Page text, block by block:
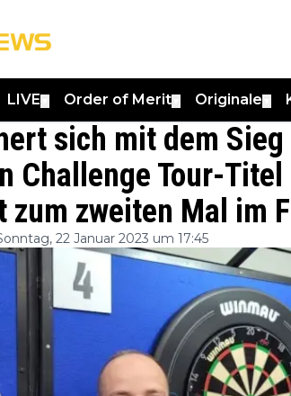
LIVE Order of Merit Originale
sich mit dem
Challenge Tour-
zum zweiten Mal im
22 Januar 2023 um 17:45